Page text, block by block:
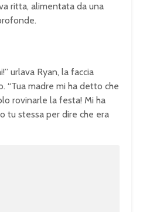
ritta, alimentata da una
urlava Ryan, la faccia
“Tua madre mi ha detto che
rovinarle la festa! Mi ha
tu stessa per dire che era